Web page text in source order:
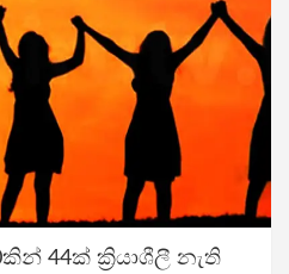
44ක් ක්‍රියාශීලී නැති